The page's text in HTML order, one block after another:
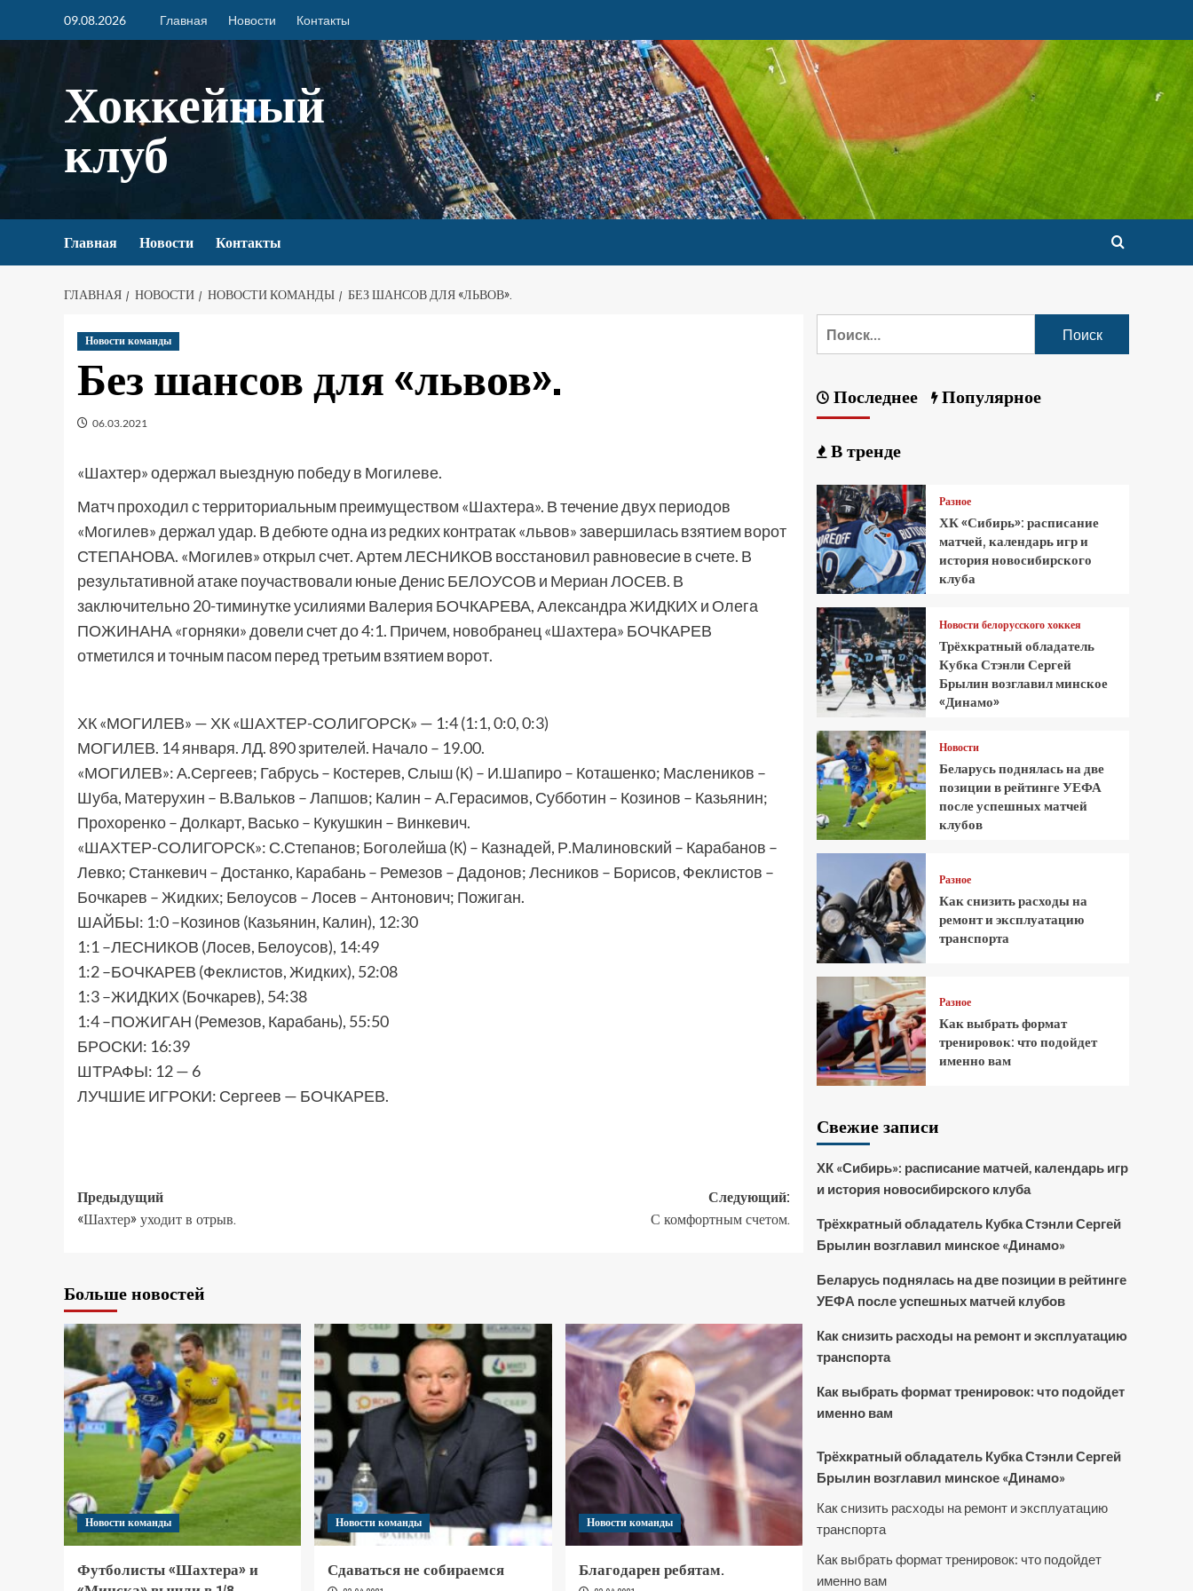
09.08.2026 Главная Новости Контакты
Хоккейный
клуб
Главная Новости Контакты
ГЛАВНАЯ НОВОСТИ НОВОСТИ КОМАНДЫ БЕЗ ШАНСОВ ДЛЯ «ЛЬВОВ».
Новости команды
Без шансов для «львов».
06.03.2021
«Шахтер» одержал выездную победу в Могилеве.
Матч проходил с территориальным преимуществом «Шахтера». В течение двух периодов
«Могилев» держал удар. В дебюте одна из редких контратак «львов» завершилась взятием ворот
СТЕПАНОВА. «Могилев» открыл счет. Артем ЛЕСНИКОВ восстановил равновесие в счете. В
результативной атаке поучаствовали юные Денис БЕЛОУСОВ и Мериан ЛОСЕВ. В
заключительно 20-тиминутке усилиями Валерия БОЧКАРЕВА, Александра ЖИДКИХ и Олега
ПОЖИНАНА «горняки» довели счет до 4:1. Причем, новобранец «Шахтера» БОЧКАРЕВ
отметился и точным пасом перед третьим взятием ворот.
ХК «МОГИЛЕВ» — ХК «ШАХТЕР-СОЛИГОРСК» — 1:4 (1:1, 0:0, 0:3)
МОГИЛЕВ. 14 января. ЛД. 890 зрителей. Начало – 19.00.
«МОГИЛЕВ»: А.Сергеев; Габрусь – Костерев, Слыш (К) – И.Шапиро – Коташенко; Маслеников –
Шуба, Матерухин – В.Вальков – Лапшов; Калин – А.Герасимов, Субботин – Козинов – Казьянин;
Прохоренко – Долкарт, Васько – Кукушкин – Винкевич.
«ШАХТЕР-СОЛИГОРСК»: С.Степанов; Боголейша (К) – Казнадей, Р.Малиновский – Карабанов –
Левко; Станкевич – Достанко, Карабань – Ремезов – Дадонов; Лесников – Борисов, Феклистов –
Бочкарев – Жидких; Белоусов – Лосев – Антонович; Пожиган.
ШАЙБЫ: 1:0 –Козинов (Казьянин, Калин), 12:30
1:1 –ЛЕСНИКОВ (Лосев, Белоусов), 14:49
1:2 –БОЧКАРЕВ (Феклистов, Жидких), 52:08
1:3 –ЖИДКИХ (Бочкарев), 54:38
1:4 –ПОЖИГАН (Ремезов, Карабань), 55:50
БРОСКИ: 16:39
ШТРАФЫ: 12 — 6
ЛУЧШИЕ ИГРОКИ: Сергеев — БОЧКАРЕВ.
Предыдущий
«Шахтер» уходит в отрыв.
Следующий:
С комфортным счетом.
Больше новостей
Новости команды
Футболисты «Шахтера» и
Новости команды
Сдаваться не собираемся
Новости команды
Благодарен ребятам.
Последнее Популярное
В тренде
Разное
ХК «Сибирь»: расписание
матчей, календарь игр и
история новосибирского
клуба
Новости белорусского хоккея
Трёхкратный обладатель
Кубка Стэнли Сергей
Брылин возглавил минское
«Динамо»
Новости
Беларусь поднялась на две
позиции в рейтинге УЕФА
после успешных матчей
клубов
Разное
Как снизить расходы на
ремонт и эксплуатацию
транспорта
Разное
Как выбрать формат
тренировок: что подойдет
именно вам
Свежие записи
ХК «Сибирь»: расписание матчей, календарь игр
и история новосибирского клуба
Трёхкратный обладатель Кубка Стэнли Сергей
Брылин возглавил минское «Динамо»
Беларусь поднялась на две позиции в рейтинге
УЕФА после успешных матчей клубов
Как снизить расходы на ремонт и эксплуатацию
транспорта
Как выбрать формат тренировок: что подойдет
именно вам
Трёхкратный обладатель Кубка Стэнли Сергей
Брылин возглавил минское «Динамо»
Как снизить расходы на ремонт и эксплуатацию
транспорта
Как выбрать формат тренировок: что подойдет
именно вам